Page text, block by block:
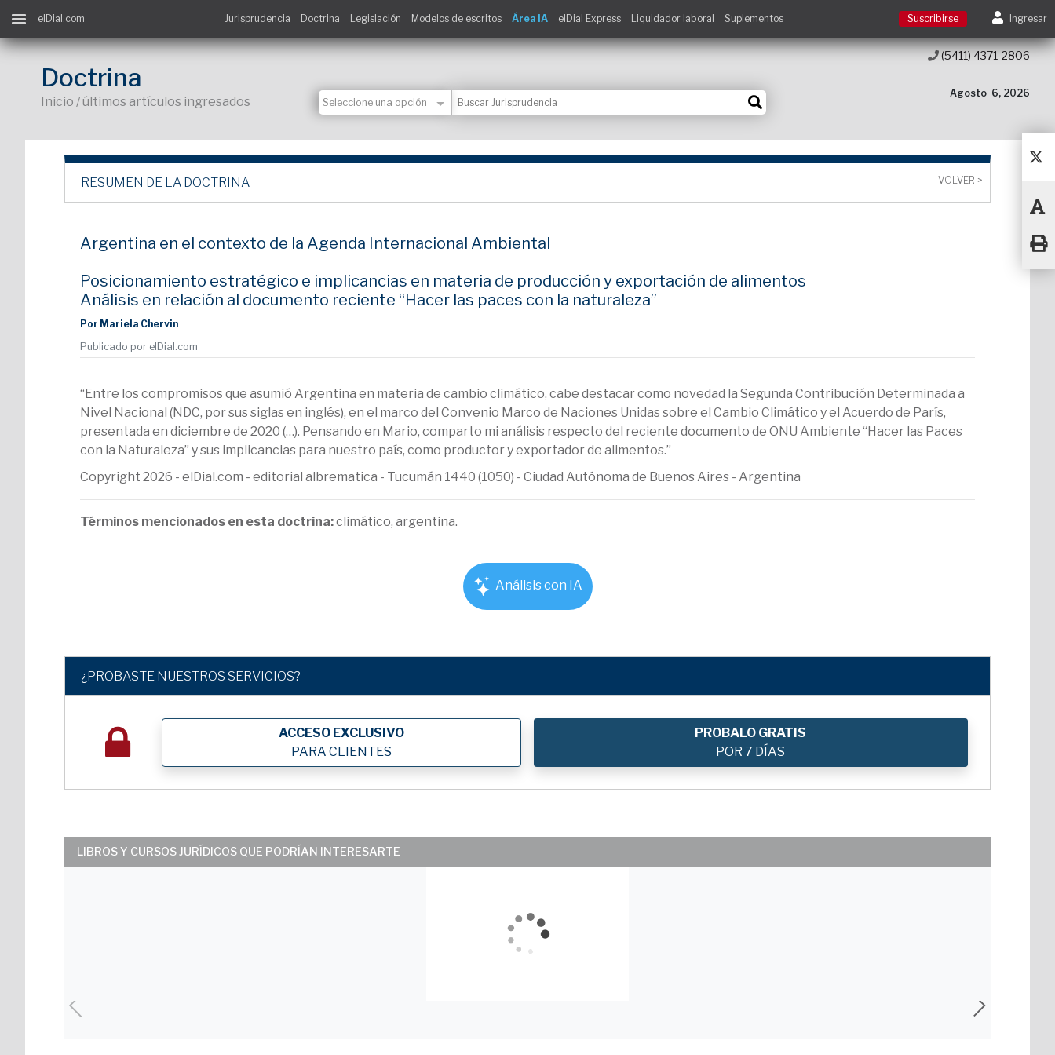
Suscribirse
Acceso a cursos
elDial.com Jurisprudencia Doctrina Legislación Modelos de escritos Área IA elDial Express Liquidador laboral Suplementos Suscribirse Ingresar
Doctrina
Inicio / últimos artículos ingresados
Agosto 6, 2026
(5411) 4371-2806
RESUMEN DE LA DOCTRINA VOLVER >
Argentina en el contexto de la Agenda Internacional Ambiental
Posicionamiento estratégico e implicancias en materia de producción y exportación de alimentos
Análisis en relación al documento reciente “Hacer las paces con la naturaleza”
Por Mariela Chervin
Publicado por elDial.com
“Entre los compromisos que asumió Argentina en materia de cambio climático, cabe destacar como novedad la Segunda Contribución Determinada a
Nivel Nacional (NDC, por sus siglas en inglés), en el marco del Convenio Marco de Naciones Unidas sobre el Cambio Climático y el Acuerdo de París,
presentada en diciembre de 2020 (…). Pensando en Mario, comparto mi análisis respecto del reciente documento de ONU Ambiente “Hacer las Paces
con la Naturaleza” y sus implicancias para nuestro país, como productor y exportador de alimentos.”
Copyright 2026 - elDial.com - editorial albrematica - Tucumán 1440 (1050) - Ciudad Autónoma de Buenos Aires - Argentina
Términos mencionados en esta doctrina:climático, argentina.
Análisis con IA
¿PROBASTE NUESTROS SERVICIOS?
ACCESO EXCLUSIVO
PARA CLIENTES
PROBALO GRATIS
POR 7 DÍAS
LIBROS Y CURSOS JURÍDICOS QUE PODRÍAN INTERESARTE